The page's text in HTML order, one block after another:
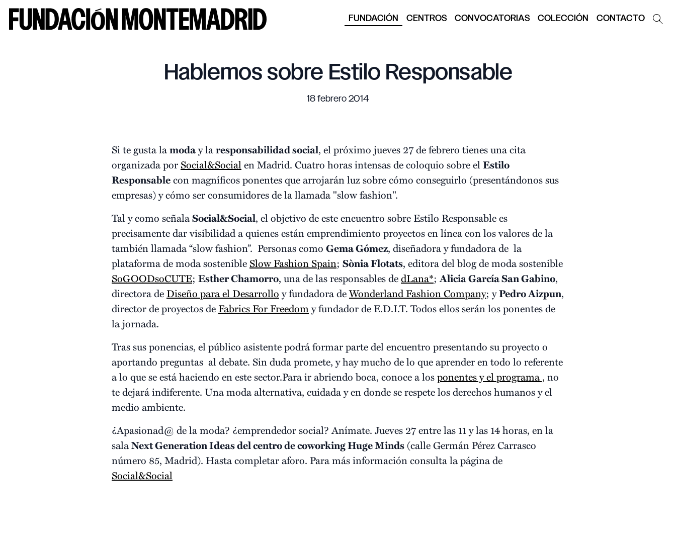
FUNDACIÓN CENTROS CONVOCATORIAS COLECCIÓN CONTACTO
Hablemos sobre Estilo Responsable
18 febrero 2014
Si te gusta lamoday laresponsabilidad social, el próximo jueves 27 de febrero tienes una cita
organizada por Social&Socialen Madrid. Cuatro horas intensas de coloquio sobre elEstilo
Responsablecon magníficos ponentes que arrojarán luz sobre cómo conseguirlo (presentándonos sus
empresas) y cómo ser consumidores de la llamada "slow fashion".
Tal y como señalaSocial&Social, el objetivo de este encuentro sobre Estilo Responsable es
precisamente dar visibilidad a quienes están emprendimiento proyectos en línea con los valores de la
también llamada “slow fashion”. Personas como Gema Gómez, diseñadora y fundadora de la
plataforma de moda sostenible Slow Fashion Spain; Sònia Flotats, editora del blog de moda sostenible
SoGOODsoCUTE; Esther Chamorro, una de las responsables dedLana*;Alicia García San Gabino,
directora de Diseño para el Desarrolloy fundadora deWonderland Fashion Company; yPedro Aizpun,
director de proyectos de Fabrics For Freedomy fundador de E.D.I.T. Todos ellos serán los ponentes de
la jornada.
Tras sus ponencias, el público asistente podrá formar parte del encuentro presentando su proyecto o
aportando preguntas al debate. Sin duda promete, y hay mucho de lo que aprender en todo lo referente
a lo que se está haciendo en este sector.Para ir abriendo boca, conoce a losponentes y el programa , no
te dejará indiferente. Una moda alternativa, cuidada y en donde se respete los derechos humanos y el
medio ambiente.
¿Apasionad@ de la moda? ¿emprendedor social? Anímate. Jueves 27 entre las 11 y las 14 horas, en la
salaNext Generation Ideas del centro de coworking Huge Minds (calle Germán Pérez Carrasco
número 85, Madrid). Hasta completar aforo. Para más información consulta la página de
Social&Social